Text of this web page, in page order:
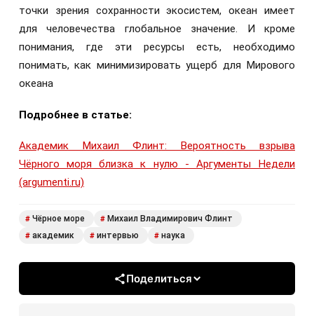
точки зрения сохранности экосистем, океан имеет
для человечества глобальное значение. И кроме
понимания, где эти ресурсы есть, необходимо
понимать, как минимизировать ущерб для Мирового
океана
Подробнее в статье:
Академик Михаил Флинт: Вероятность взрыва
Чёрного моря близка к нулю - Аргументы Недели
(argumenti.ru)
# Чёрное море # Михаил Владимирович Флинт
# академик # интервью # наука
Поделиться